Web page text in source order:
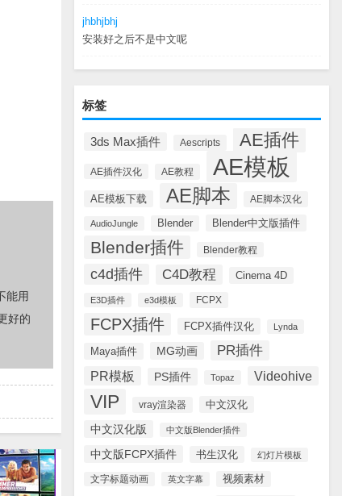
jhbhjbhj
安装好之后不是中文呢
标签
3ds Max插件 Aescripts AE插件
AE插件汉化 AE教程 AE模板
AE模板下载 AE脚本 AE脚本汉化
AudioJungle Blender Blender中文版插件
Blender插件 Blender教程
c4d插件 C4D教程 Cinema 4D
E3D插件 e3d模板 FCPX
FCPX插件 FCPX插件汉化 Lynda
Maya插件 MG动画 PR插件
PR模板 PS插件 Topaz Videohive
VIP vray渲染器 中文汉化
中文汉化版 中文版Blender插件
中文版FCPX插件 书生汉化 幻灯片模板
文字标题动画 英文字幕 视频素材
能用
好的